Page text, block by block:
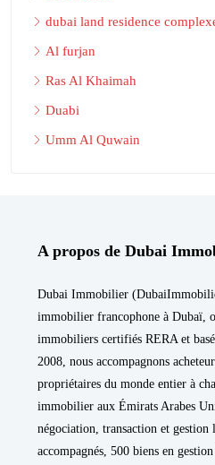
dubai land residence
Al furjan
Ras Al Khaimah
Duabi
Umm Al Quwain
A propos de Dubai
Dubai Immobilier
immobilier francophone à Dubaï,
immobiliers certifiés RERA et
2008, nous accompagnons
propriétaires du monde entier à
immobilier aux Émirats Arabes
négociation, transaction et
accompagnés, 500 biens en